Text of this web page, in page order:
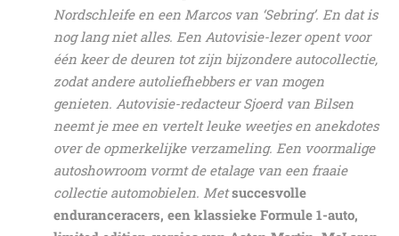
Nordschleife en een Marcos van ‘Sebring’. En dat is
nog lang niet alles. Een Autovisie-lezer opent voor
één keer de deuren tot zijn bijzondere autocollectie,
zodat andere autoliefhebbers er van mogen
genieten. Autovisie-redacteur Sjoerd van Bilsen
neemt je mee en vertelt leuke weetjes en anekdotes
over de opmerkelijke verzameling. Een voormalige
autoshowroom vormt de etalage van een fraaie
collectie automobielen. Metsuccesvolle
enduranceracers, een klassieke Formule 1-auto,